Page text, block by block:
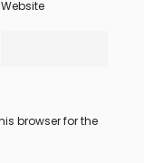
Website
browser for the